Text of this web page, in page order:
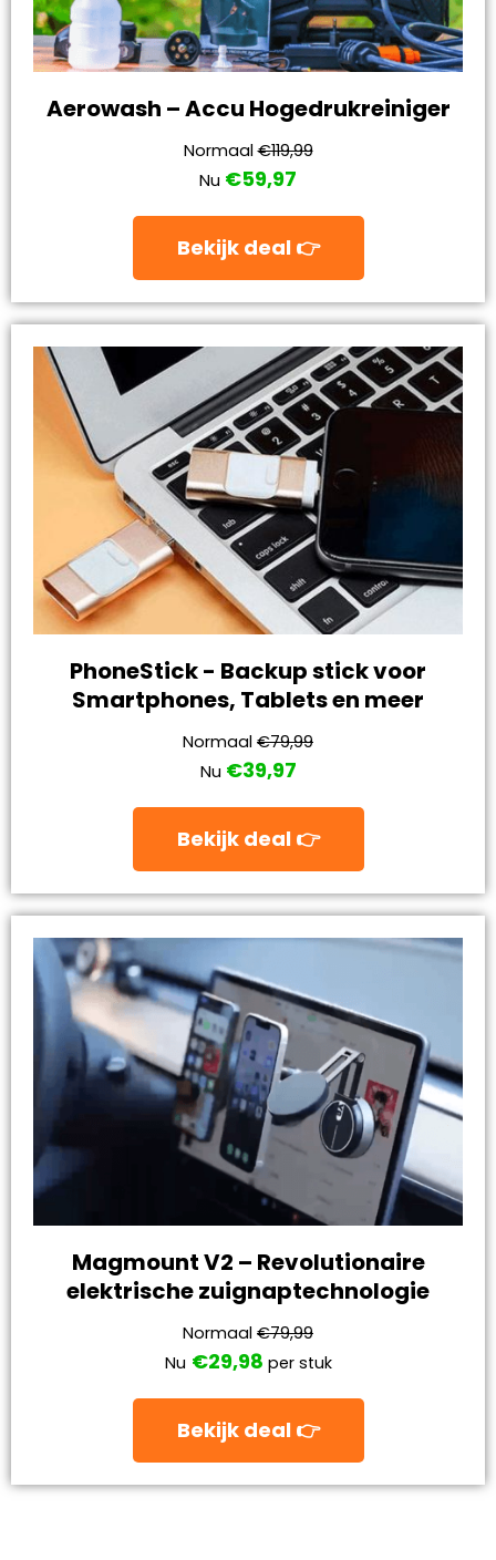
Aerowash – Accu Hogedrukreiniger
Normaal€119,99
Nu €59,97
Bekijk deal 👉
PhoneStick - Backup stick voor
Smartphones, Tablets en meer
Normaal €79,99
Nu €39,97
Bekijk deal 👉
Magmount V2 – Revolutionaire
elektrische zuignaptechnologie
Normaal €79,99
Nu €29,98 per stuk
Bekijk deal 👉